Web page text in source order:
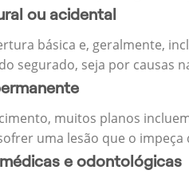
ou acidental
básica e, geralmente,
segurado, seja por causas
muitos planos
uma lesão que o
e odontológicas